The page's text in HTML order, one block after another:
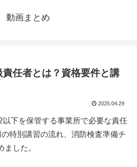
動画まとめ
任者とは？資格要件と講
2025.04.29
下を保管する事業所で必要な責任
特別講習の流れ、消防検査準備チ
ました。